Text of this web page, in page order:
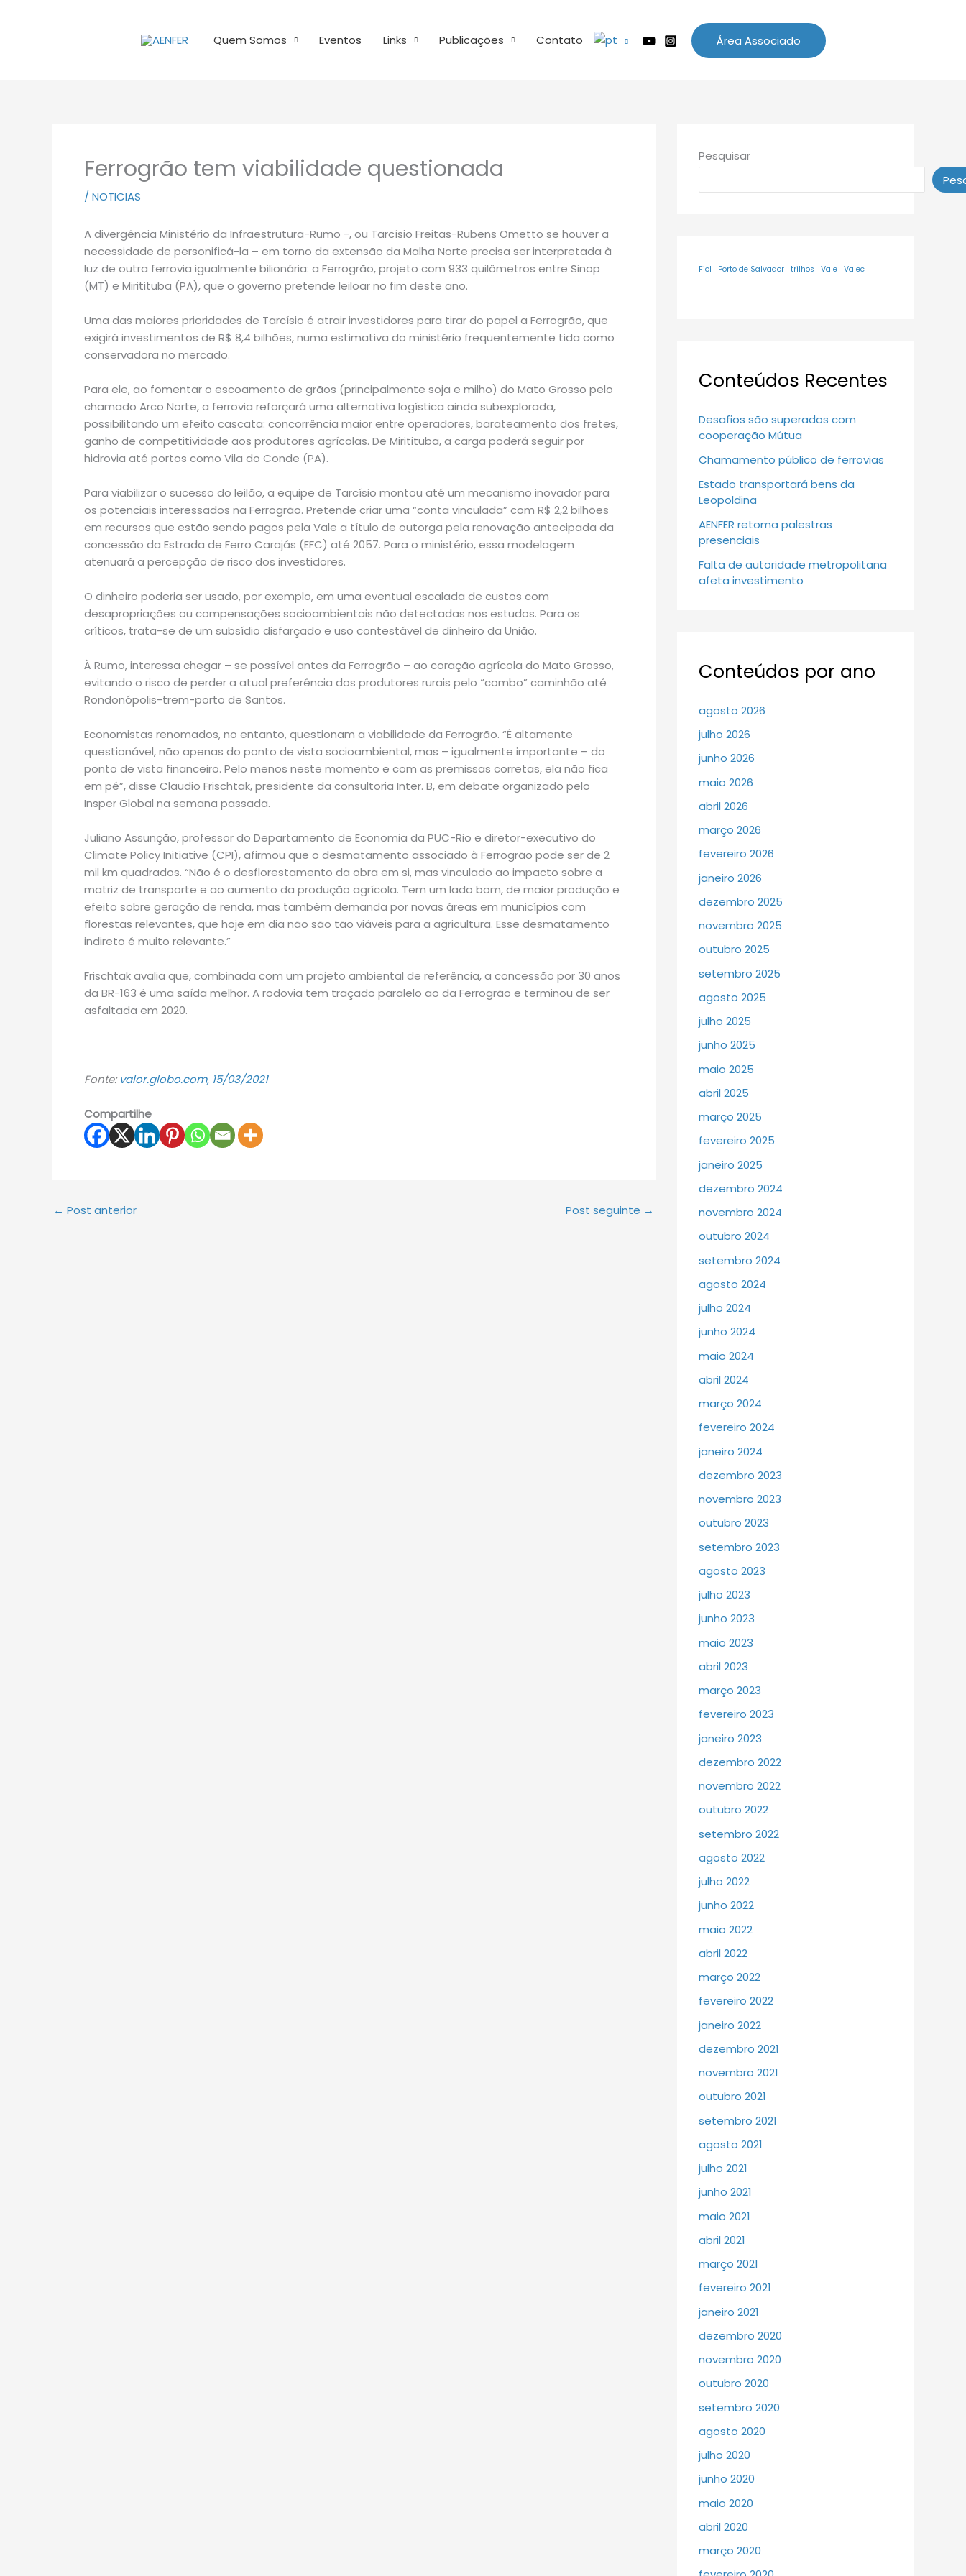
Quem Somos Eventos Links Publicações Contato Área Associado
Ferrogrão tem viabilidade questionada
/ NOTICIAS
A divergência Ministério da Infraestrutura-Rumo -, ou Tarcísio Freitas-Rubens Ometto se houver a
necessidade de personificá-la – em torno da extensão da Malha Norte precisa ser interpretada à
luz de outra ferrovia igualmente bilionária: a Ferrogrão, projeto com 933 quilômetros entre Sinop
(MT) e Miritituba (PA), que o governo pretende leiloar no fim deste ano.
Uma das maiores prioridades de Tarcísio é atrair investidores para tirar do papel a Ferrogrão, que
exigirá investimentos de R$ 8,4 bilhões, numa estimativa do ministério frequentemente tida como
conservadora no mercado.
Para ele, ao fomentar o escoamento de grãos (principalmente soja e milho) do Mato Grosso pelo
chamado Arco Norte, a ferrovia reforçará uma alternativa logística ainda subexplorada,
possibilitando um efeito cascata: concorrência maior entre operadores, barateamento dos fretes,
ganho de competitividade aos produtores agrícolas. De Miritituba, a carga poderá seguir por
hidrovia até portos como Vila do Conde (PA).
Para viabilizar o sucesso do leilão, a equipe de Tarcísio montou até um mecanismo inovador para
os potenciais interessados na Ferrogrão. Pretende criar uma “conta vinculada” com R$ 2,2 bilhões
em recursos que estão sendo pagos pela Vale a título de outorga pela renovação antecipada da
concessão da Estrada de Ferro Carajás (EFC) até 2057. Para o ministério, essa modelagem
atenuará a percepção de risco dos investidores.
O dinheiro poderia ser usado, por exemplo, em uma eventual escalada de custos com
desapropriações ou compensações socioambientais não detectadas nos estudos. Para os
críticos, trata-se de um subsídio disfarçado e uso contestável de dinheiro da União.
À Rumo, interessa chegar – se possível antes da Ferrogrão – ao coração agrícola do Mato Grosso,
evitando o risco de perder a atual preferência dos produtores rurais pelo “combo” caminhão até
Rondonópolis-trem-porto de Santos.
Economistas renomados, no entanto, questionam a viabilidade da Ferrogrão. “É altamente
questionável, não apenas do ponto de vista socioambiental, mas – igualmente importante – do
ponto de vista financeiro. Pelo menos neste momento e com as premissas corretas, ela não fica
em pé”, disse Claudio Frischtak, presidente da consultoria Inter. B, em debate organizado pelo
Insper Global na semana passada.
Juliano Assunção, professor do Departamento de Economia da PUC-Rio e diretor-executivo do
Climate Policy Initiative (CPI), afirmou que o desmatamento associado à Ferrogrão pode ser de 2
mil km quadrados. “Não é o desflorestamento da obra em si, mas vinculado ao impacto sobre a
matriz de transporte e ao aumento da produção agrícola. Tem um lado bom, de maior produção e
efeito sobre geração de renda, mas também demanda por novas áreas em municípios com
florestas relevantes, que hoje em dia não são tão viáveis para a agricultura. Esse desmatamento
indireto é muito relevante.”
Frischtak avalia que, combinada com um projeto ambiental de referência, a concessão por 30 anos
da BR-163 é uma saída melhor. A rodovia tem traçado paralelo ao da Ferrogrão e terminou de ser
asfaltada em 2020.
Fonte:valor.globo.com, 15/03/2021
Compartilhe
← Post anterior Post seguinte →
Pesquisar
Fiol Porto de Salvador trilhos Vale Valec
Conteúdos Recentes
Desafios são superados com
cooperação Mútua
Chamamento público de ferrovias
Estado transportará bens da
Leopoldina
AENFER retoma palestras
presenciais
Falta de autoridade metropolitana
afeta investimento
Conteúdos por ano
agosto 2026
julho 2026
junho 2026
maio 2026
abril 2026
março 2026
fevereiro 2026
janeiro 2026
dezembro 2025
novembro 2025
outubro 2025
setembro 2025
agosto 2025
julho 2025
junho 2025
maio 2025
abril 2025
março 2025
fevereiro 2025
janeiro 2025
dezembro 2024
novembro 2024
outubro 2024
setembro 2024
agosto 2024
julho 2024
junho 2024
maio 2024
abril 2024
março 2024
fevereiro 2024
janeiro 2024
dezembro 2023
novembro 2023
outubro 2023
setembro 2023
agosto 2023
julho 2023
junho 2023
maio 2023
abril 2023
março 2023
fevereiro 2023
janeiro 2023
dezembro 2022
novembro 2022
outubro 2022
setembro 2022
agosto 2022
julho 2022
junho 2022
maio 2022
abril 2022
março 2022
fevereiro 2022
janeiro 2022
dezembro 2021
novembro 2021
outubro 2021
setembro 2021
agosto 2021
julho 2021
junho 2021
maio 2021
abril 2021
março 2021
fevereiro 2021
janeiro 2021
dezembro 2020
novembro 2020
outubro 2020
setembro 2020
agosto 2020
julho 2020
junho 2020
maio 2020
abril 2020
março 2020